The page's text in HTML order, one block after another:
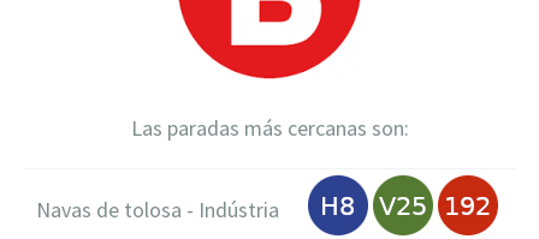
Las paradas más cercanas son:
Navas de tolosa - Indústria